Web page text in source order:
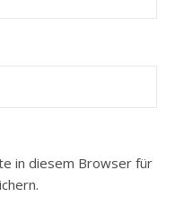
in diesem Browser für